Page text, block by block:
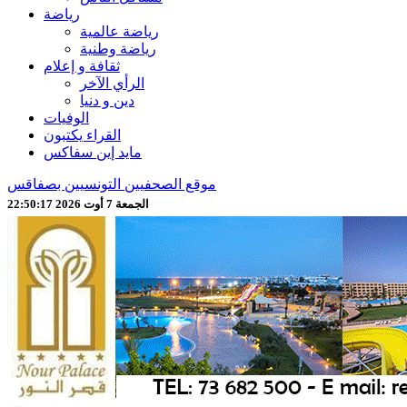
رياضة
رياضة عالمية
رياضة وطنية
ثقافة و إعلام
الرأي الآخر
دين و دنيا
الوفيات
القراء يكتبون
مايد إين سفاكس
موقع الصحفيين التونسيين بصفاقس
الجمعة 7 أوت 2026 22:50:19